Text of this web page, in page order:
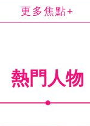
更多焦點+
熱門人物